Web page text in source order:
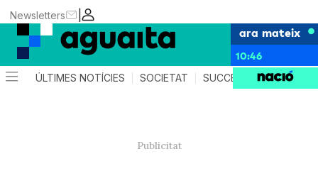
|
Newsletters
ara mateix
10:46
ÚLTIMES NOTÍCIES SOCIETAT SUCCESSOS AGENDA